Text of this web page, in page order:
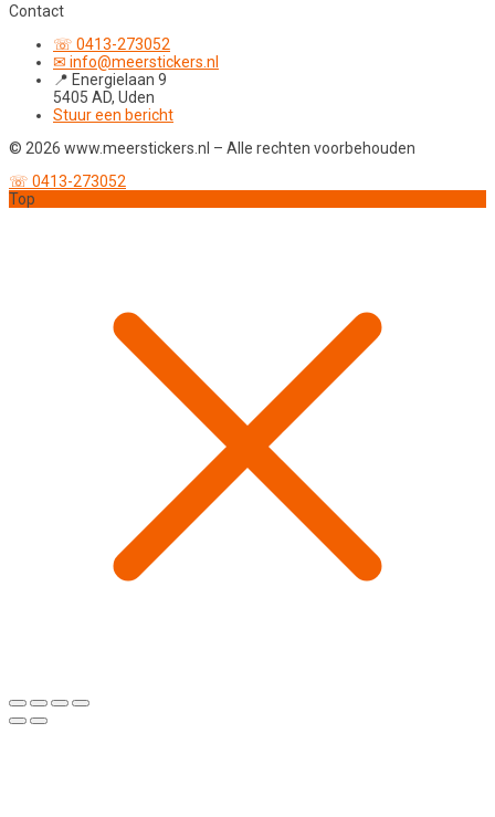
Contact
☏ 0413-273052
✉ info@meerstickers.nl
📍 Energielaan 9
5405 AD, Uden
Stuur een bericht
© 2026 www.meerstickers.nl – Alle rechten voorbehouden
☏ 0413-273052
Top